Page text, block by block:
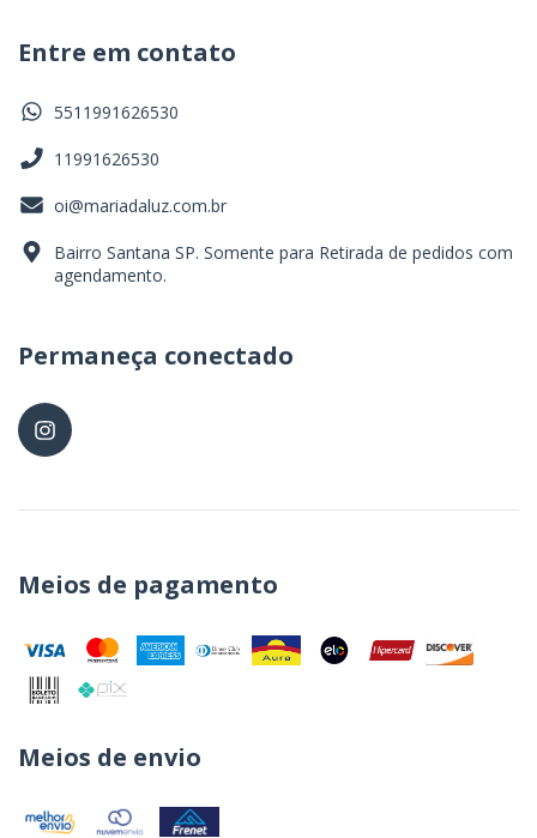
Entre em contato
5511991626530
11991626530
oi@mariadaluz.com.br
Bairro Santana SP. Somente para Retirada de pedidos com
agendamento.
Permaneça conectado
Meios de pagamento
Meios de envio